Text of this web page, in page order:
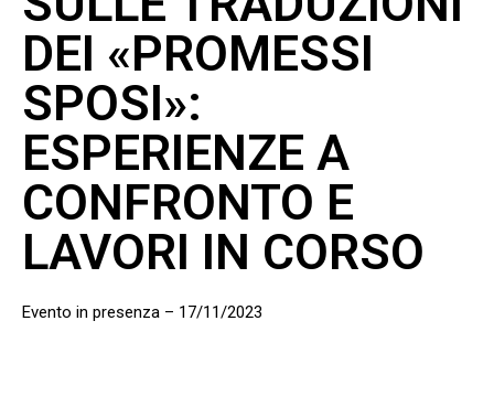
DEI «PROMESSI
SPOSI»:
ESPERIENZE A
CONFRONTO E
LAVORI IN CORSO
Evento in presenza – 17/11/2023